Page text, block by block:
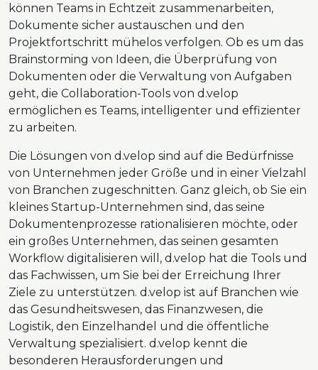
können Teams in Echtzeit zusammenarbeiten,
Dokumente sicher austauschen und den
Projektfortschritt mühelos verfolgen. Ob es um das
Brainstorming von Ideen, die Überprüfung von
Dokumenten oder die Verwaltung von Aufgaben
geht, die Collaboration-Tools von d.velop
ermöglichen es Teams, intelligenter und effizienter
zu arbeiten.
Die Lösungen von d.velop sind auf die Bedürfnisse
von Unternehmen jeder Größe und in einer Vielzahl
von Branchen zugeschnitten. Ganz gleich, ob Sie ein
kleines Startup-Unternehmen sind, das seine
Dokumentenprozesse rationalisieren möchte, oder
ein großes Unternehmen, das seinen gesamten
Workflow digitalisieren will, d.velop hat die Tools und
das Fachwissen, um Sie bei der Erreichung Ihrer
Ziele zu unterstützen. d.velop ist auf Branchen wie
das Gesundheitswesen, das Finanzwesen, die
Logistik, den Einzelhandel und die öffentliche
Verwaltung spezialisiert. d.velop kennt die
besonderen Herausforderungen und